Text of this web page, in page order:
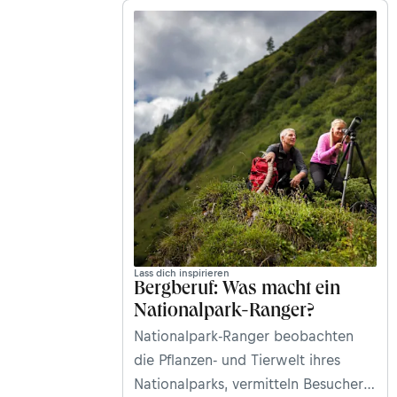
Verunfallte zu retten.
Lass dich inspirieren
Bergberuf: Was macht ein
Nationalpark-Ranger?
Nationalpark-Ranger beobachten
die Pflanzen- und Tierwelt ihres
Nationalparks, vermitteln Besuchern